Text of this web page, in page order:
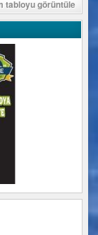
tabloyu görüntüle